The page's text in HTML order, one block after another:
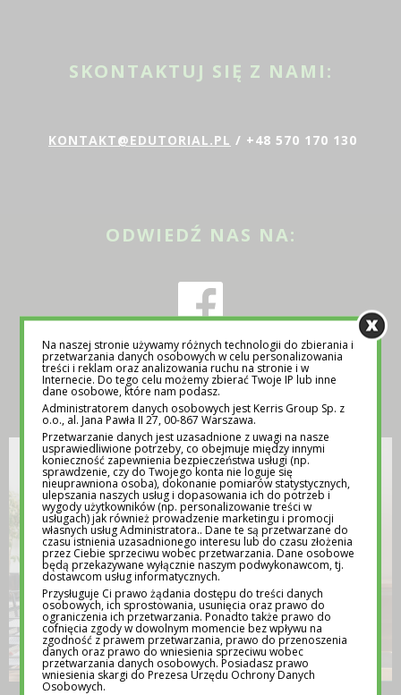
SKONTAKTUJ SIĘ Z NAMI:
KONTAKT@EDUTORIAL.PL / +48 570 170 130
ODWIEDŹ NAS NA:
INSPIRACJA
Na naszej stronie używamy różnych technologii do zbierania i
przetwarzania danych osobowych w celu personalizowania
treści i reklam oraz analizowania ruchu na stronie i w
Internecie. Do tego celu możemy zbierać Twoje IP lub inne
dane osobowe, które nam podasz.
Administratorem danych osobowych jest Kerris Group Sp. z
o.o., al. Jana Pawła II 27, 00-867 Warszawa.
Przetwarzanie danych jest uzasadnione z uwagi na nasze
usprawiedliwione potrzeby, co obejmuje między innymi
konieczność zapewnienia bezpieczeństwa usługi (np.
sprawdzenie, czy do Twojego konta nie loguje się
nieuprawniona osoba), dokonanie pomiarów statystycznych,
ulepszania naszych usług i dopasowania ich do potrzeb i
wygody użytkowników (np. personalizowanie treści w
usługach) jak również prowadzenie marketingu i promocji
własnych usług Administratora.. Dane te są przetwarzane do
czasu istnienia uzasadnionego interesu lub do czasu złożenia
przez Ciebie sprzeciwu wobec przetwarzania. Dane osobowe
będą przekazywane wyłącznie naszym podwykonawcom, tj.
dostawcom usług informatycznych.
Przysługuje Ci prawo żądania dostępu do treści danych
osobowych, ich sprostowania, usunięcia oraz prawo do
ograniczenia ich przetwarzania. Ponadto także prawo do
cofnięcia zgody w dowolnym momencie bez wpływu na
zgodność z prawem przetwarzania, prawo do przenoszenia
danych oraz prawo do wniesienia sprzeciwu wobec
przetwarzania danych osobowych. Posiadasz prawo
wniesienia skargi do Prezesa Urzędu Ochrony Danych
Osobowych.